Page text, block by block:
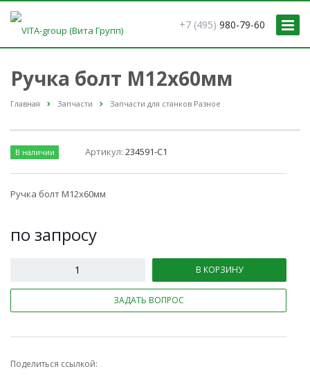
+7 (495) 980-79-60
Ручка болт M12х60мм
Главная Запчасти Запчасти для станков Разное
В наличии Артикул:234591-С1
Ручка болт M12х60мм
по запросу
В КОРЗИНУ
ЗАДАТЬ ВОПРОС
Поделиться ссылкой: